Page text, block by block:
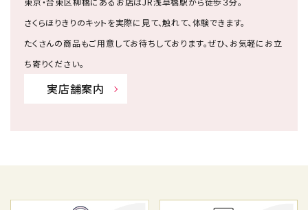
さくらほりきりのキットを実際に見て、触れて、体験できます。
たくさんの商品もご用意してお待ちしております。ぜひ、お気軽にお立
ち寄りください。
実店舗案内